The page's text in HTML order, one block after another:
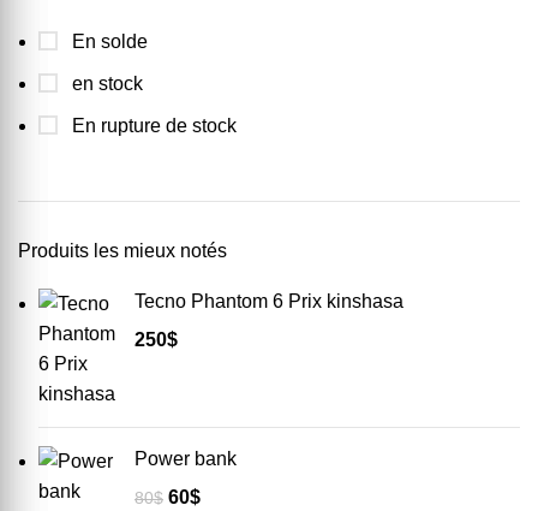
En solde
en stock
En rupture de stock
Produits les mieux notés
Tecno Phantom 6 Prix kinshasa
250$
Power bank
80$ 60$